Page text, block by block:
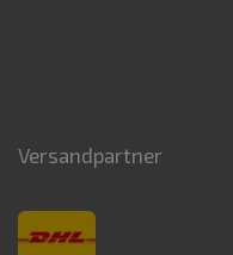
Versandpartner